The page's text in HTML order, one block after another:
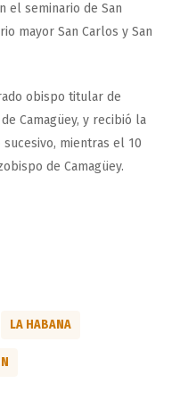
el seminario de San
mayor San Carlos y San
obispo titular de
Camagüey, y recibió la
mientras el 10
de Camagüey.
LA HABANA